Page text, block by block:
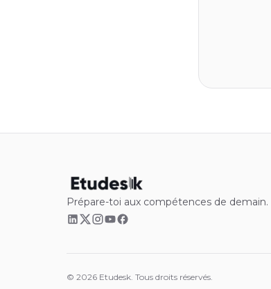
Prépare-toi aux compétences de demain.
© 2026 Etudesk. Tous droits réservés.